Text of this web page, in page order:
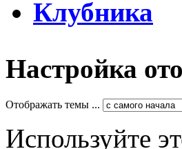
Клубника
Настройка
Отображать темы ...
Используйте